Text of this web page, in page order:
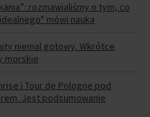
rozmawialiśmy o tym, co
mówi nauka
niemal gotowy. Wkrótce
morskie
i Tour de Pologne pod
Jest podsumowanie